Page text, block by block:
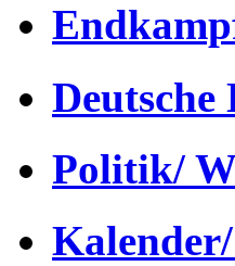
Politik/